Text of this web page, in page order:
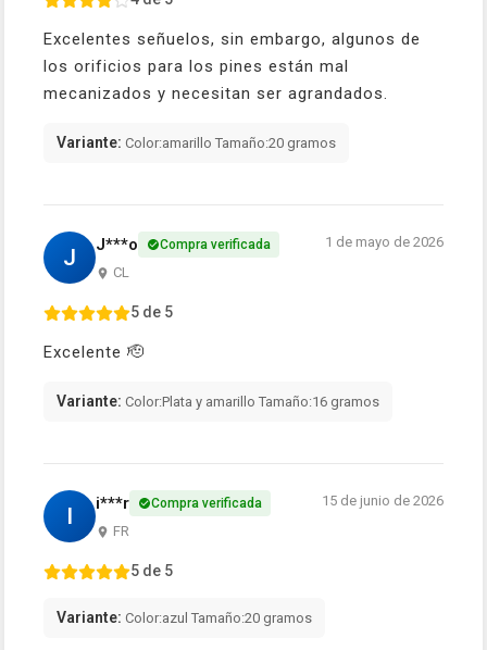
Excelentes señuelos, sin embargo, algunos de
los orificios para los pines están mal
mecanizados y necesitan ser agrandados.
Variante: Color:amarillo Tamaño:20 gramos
J J***o Compra verificada
CL
1 de mayo de 2026
5 de 5
Excelente 🫡
Variante: Color:Plata y amarillo Tamaño:16 gramos
I i***r Compra verificada
FR
15 de junio de 2026
5 de 5
Variante: Color:azul Tamaño:20 gramos